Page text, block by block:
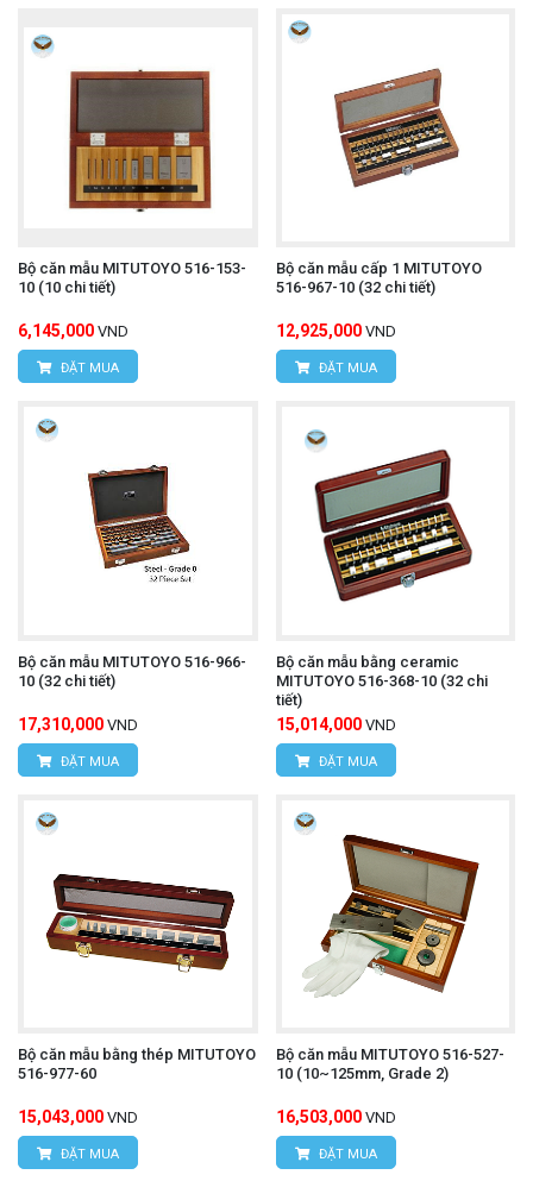
Bộ căn mẫu MITUTOYO 516-153-
10 (10 chi tiết)
6,145,000 VND
ĐẶT MUA
Bộ căn mẫu cấp 1 MITUTOYO
516-967-10 (32 chi tiết)
12,925,000 VND
ĐẶT MUA
Bộ căn mẫu MITUTOYO 516-966-
10 (32 chi tiết)
17,310,000 VND
ĐẶT MUA
Bộ căn mẫu bằng ceramic
MITUTOYO 516-368-10 (32 chi
tiết)
15,014,000 VND
ĐẶT MUA
Bộ căn mẫu bằng thép MITUTOYO
516-977-60
15,043,000 VND
ĐẶT MUA
Bộ căn mẫu MITUTOYO 516-527-
10 (10~125mm, Grade 2)
16,503,000 VND
ĐẶT MUA